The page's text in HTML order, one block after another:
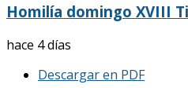
Homilía domingo XVIII
hace 4 días
Descargar en PDF